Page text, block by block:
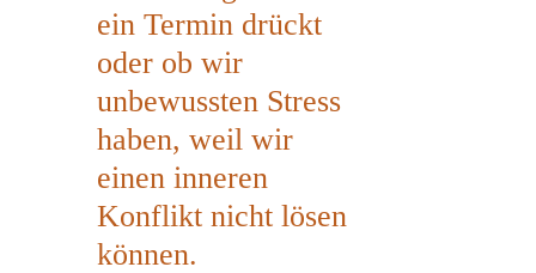
ein Termin drückt
oder ob wir
unbewussten Stress
haben, weil wir
einen inneren
Konflikt nicht lösen
können.